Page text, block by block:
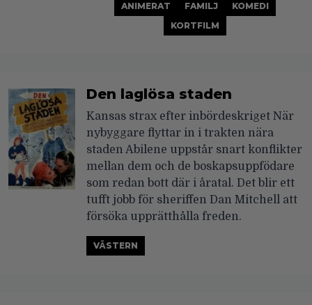
ANIMERAT FAMILJ
KOMEDI
KORTFILM
Den laglösa staden
Kansas strax efter inbördeskriget När
nybyggare flyttar in i trakten nära
staden Abilene uppstår snart konflikter
mellan dem och de boskapsuppfödare
som redan bott där i åratal. Det blir ett
tufft jobb för sheriffen Dan Mitchell att
försöka upprätthålla freden.
VÄSTERN